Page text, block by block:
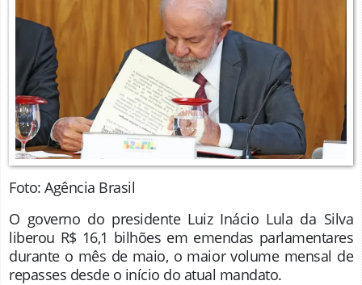
Foto: Agência Brasil
O governo do presidente Luiz Inácio Lula da Silva
liberou R$ 16,1 bilhões em emendas parlamentares
durante o mês de maio, o maior volume mensal de
repasses desde o início do atual mandato.